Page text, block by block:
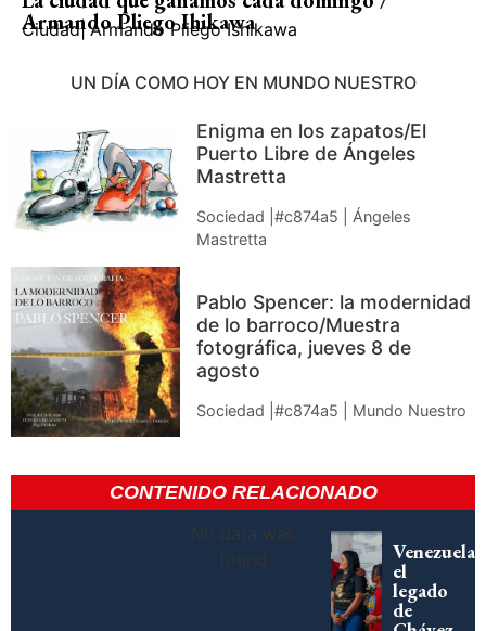
Armando Pliego Ihikawa
Ciudad| Armando Pliego Ishikawa
UN DÍA COMO HOY EN MUNDO NUESTRO
Enigma en los zapatos/El
Puerto Libre de Ángeles
Mastretta
Sociedad |#c874a5 | Ángeles
Mastretta
Pablo Spencer: la modernidad
de lo barroco/Muestra
fotográfica, jueves 8 de
agosto
Sociedad |#c874a5 | Mundo Nuestro
CONTENIDO RELACIONADO
No data was
found
Venezuela,
el
legado
de